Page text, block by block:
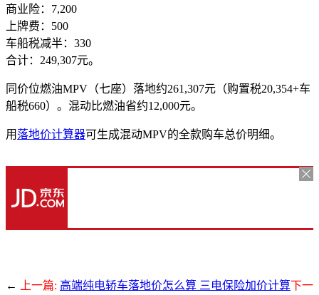
商业险：7,200
上牌费：500
车船税减半：330
合计：249,307元。
同价位燃油MPV（七座）落地约261,307元（购置税20,354+车
船税660）。混动比燃油省约12,000元。
用 落地价计算器可生成混动MPV的全款购车总价明细。
← 上一篇: 高端纯电轿车落地价怎么算 三电保险加价计算下一